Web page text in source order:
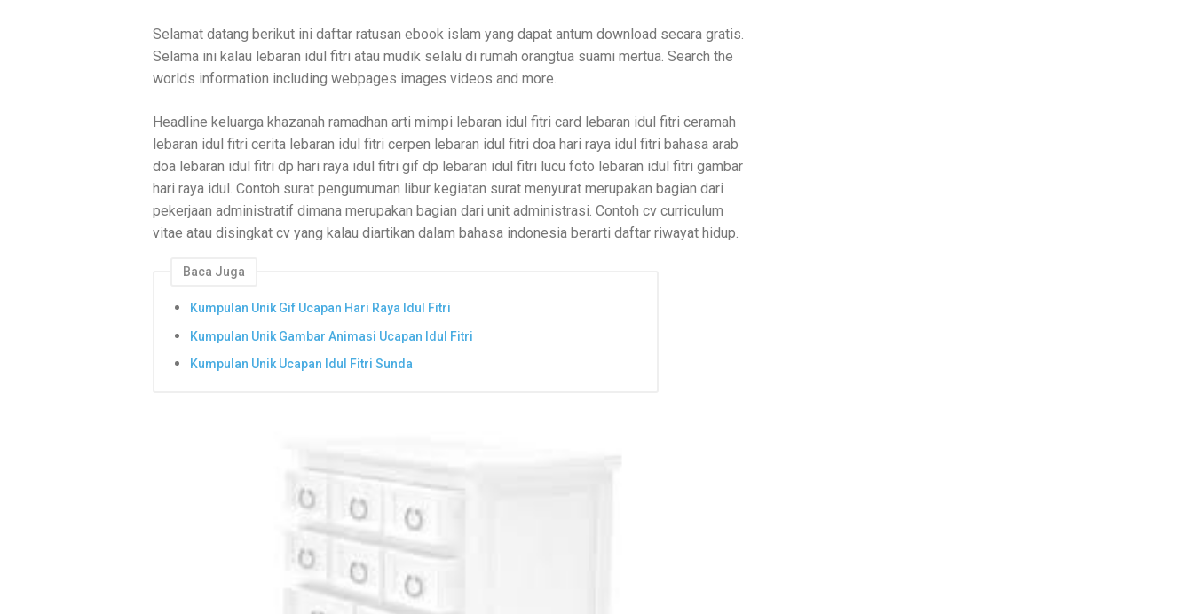
Selamat datang berikut ini daftar ratusan ebook islam yang dapat antum download secara gratis.
Selama ini kalau lebaran idul fitri atau mudik selalu di rumah orangtua suami mertua. Search the
worlds information including webpages images videos and more.
Headline keluarga khazanah ramadhan arti mimpi lebaran idul fitri card lebaran idul fitri ceramah
lebaran idul fitri cerita lebaran idul fitri cerpen lebaran idul fitri doa hari raya idul fitri bahasa arab
doa lebaran idul fitri dp hari raya idul fitri gif dp lebaran idul fitri lucu foto lebaran idul fitri gambar
hari raya idul. Contoh surat pengumuman libur kegiatan surat menyurat merupakan bagian dari
pekerjaan administratif dimana merupakan bagian dari unit administrasi. Contoh cv curriculum
vitae atau disingkat cv yang kalau diartikan dalam bahasa indonesia berarti daftar riwayat hidup.
Baca Juga
Kumpulan Unik Gif Ucapan Hari Raya Idul Fitri
Kumpulan Unik Gambar Animasi Ucapan Idul Fitri
Kumpulan Unik Ucapan Idul Fitri Sunda